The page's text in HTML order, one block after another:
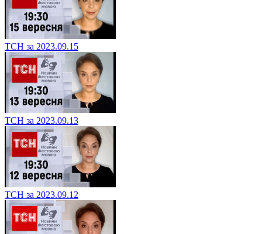
ТСН за 2023.09.15
ТСН за 2023.09.13
ТСН за 2023.09.12